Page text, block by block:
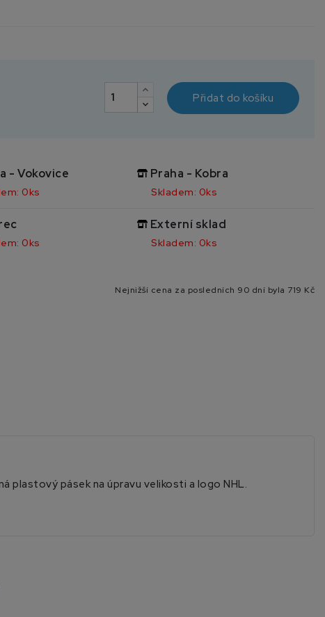
Přidat do košíku
- Vokovice
0ks
Praha - Kobra
Skladem: 0ks
0ks
Externí sklad
Skladem: 0ks
Nejnižší cena za posledních 90 dní byla 719 Kč
plastový pásek na úpravu velikosti a logo NHL.